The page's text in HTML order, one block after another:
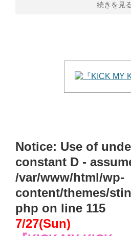
続きを見る
Notice: Use of
constant D -
/var/www/html/wp-
content/themes/
php on line 115
7/27(Sun)